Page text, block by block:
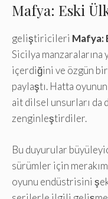
Mafya: Eski
geliştiricileri Mafya:
Sicilya manzaralarına
içerdiğini ve özgün
paylaştı. Hatta
ait dilsel unsurları da
zenginleştirdiler.
Bu duyurular
sürümler için
oyunu endüstrisini